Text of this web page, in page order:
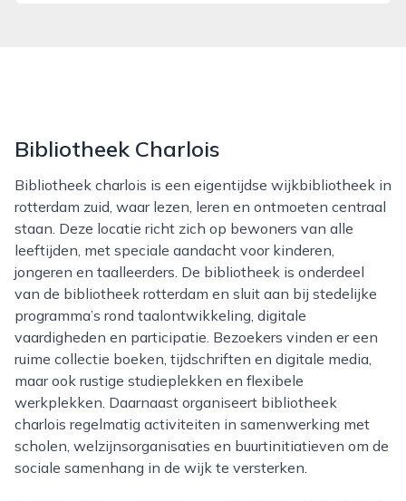
Bibliotheek Charlois
Bibliotheek charlois is een eigentijdse wijkbibliotheek in
rotterdam zuid, waar lezen, leren en ontmoeten centraal
staan. Deze locatie richt zich op bewoners van alle
leeftijden, met speciale aandacht voor kinderen,
jongeren en taalleerders. De bibliotheek is onderdeel
van de bibliotheek rotterdam en sluit aan bij stedelijke
programma’s rond taalontwikkeling, digitale
vaardigheden en participatie. Bezoekers vinden er een
ruime collectie boeken, tijdschriften en digitale media,
maar ook rustige studieplekken en flexibele
werkplekken. Daarnaast organiseert bibliotheek
charlois regelmatig activiteiten in samenwerking met
scholen, welzijnsorganisaties en buurtinitiatieven om de
sociale samenhang in de wijk te versterken.